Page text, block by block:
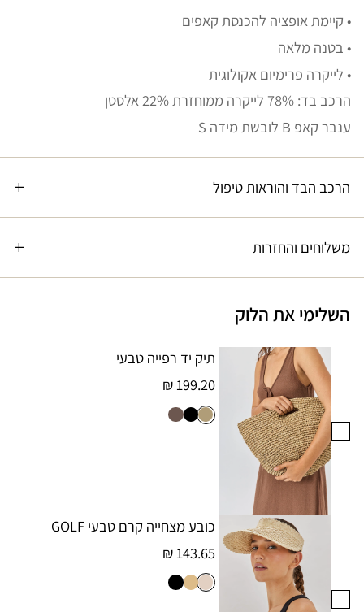
• קיימת אופציה להכנסת קאפים
• בטנה מלאה
• לייקרה פרימיום אקולוגית
הרכב בד: 78% לייקרה ממוחזרת 22% אלסטן
ענבר קאפ B לובשת מידה S
הרכב הבד והוראות טיפול
משלוחים והחזרות
השלימי את הלוק
תיק יד רפייה טבעי
199.20 ₪
כובע מצחייה קרם טבעי GOLF
143.65 ₪